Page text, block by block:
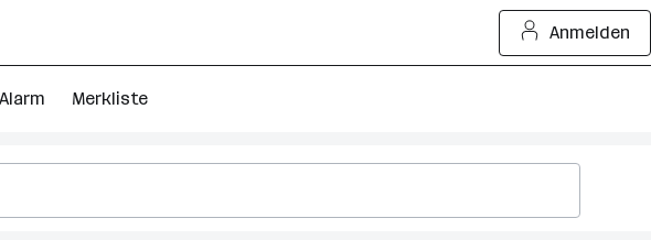
Anmelden
Merkliste